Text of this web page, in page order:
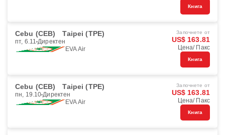
Книга
Cebu (CEB) Taipei (TPE)
пт, 6.11 Директен
EVA Air
Започнете от
US$ 163.81
Цена/ Пакс
Книга
Cebu (CEB) Taipei (TPE)
пн, 19.10 Директен
EVA Air
Започнете от
US$ 163.81
Цена/ Пакс
Книга